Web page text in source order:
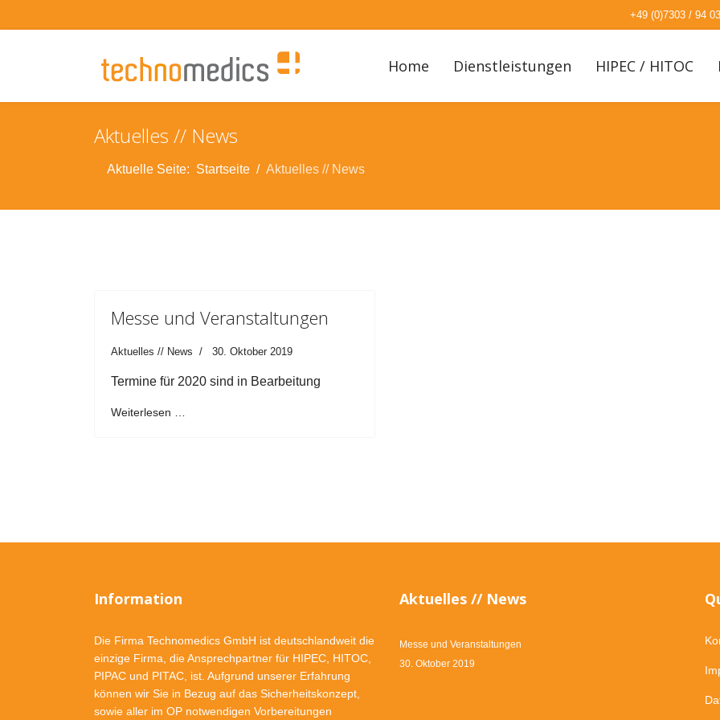
+49 (0)7303 / 94
Home Dienstleistungen HIPEC / HITOC
Aktuelles // News
Aktuelle Seite: Startseite Aktuelles // News
Messe und Veranstaltungen
Aktuelles // News 30. Oktober 2019
Termine für 2020 sind in Bearbeitung
Weiterlesen …
Information
Die Firma Technomedics GmbH ist deutschlandweit die
einzige Firma, die Ansprechpartner für HIPEC, HITOC,
PIPAC und PITAC, ist. Aufgrund unserer Erfahrung
können wir Sie in Bezug auf das Sicherheitskonzept,
sowie aller im OP notwendigen Vorbereitungen
Aktuelles // News
Messe und Veranstaltungen
30. Oktober 2019